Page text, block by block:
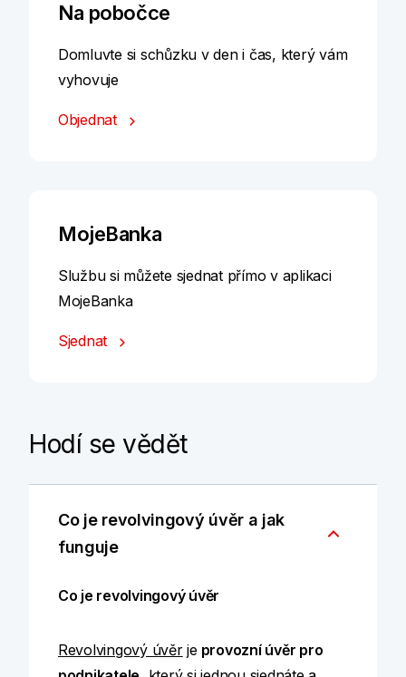
Na pobočce
Domluvte si schůzku v den i čas, který vám
vyhovuje
Objednat
MojeBanka
Službu si můžete sjednat přímo v aplikaci
MojeBanka
Sjednat
Hodí se vědět
Co je revolvingový úvěr a jak
funguje
Co je revolvingový úvěr
Revolvingový úvěrjeprovozní úvěr pro